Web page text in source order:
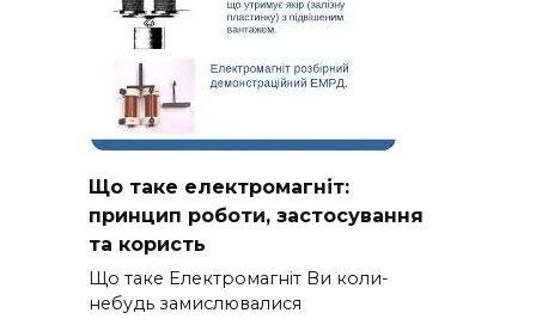
Що таке електромагніт:
принцип роботи, застосування
та користь
Що таке Електромагніт Ви коли-
небудь замислювалися